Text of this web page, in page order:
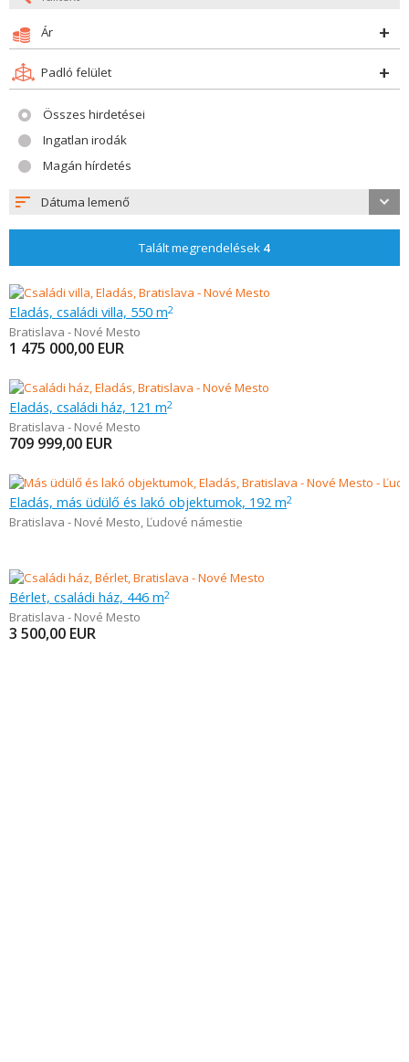
Ár
Padló felület
Összes hirdetései
Ingatlan irodák
Magán hírdetés
Dátuma lemenő
Talált megrendelések 4
Eladás, családi villa, 550 m2
Bratislava - Nové Mesto
1 475 000,00 EUR
Eladás, családi ház, 121 m2
Bratislava - Nové Mesto
709 999,00 EUR
Eladás, más üdülő és lakó objektumok, 192 m2
Bratislava - Nové Mesto, Ľudové námestie
Bérlet, családi ház, 446 m2
Bratislava - Nové Mesto
3 500,00 EUR